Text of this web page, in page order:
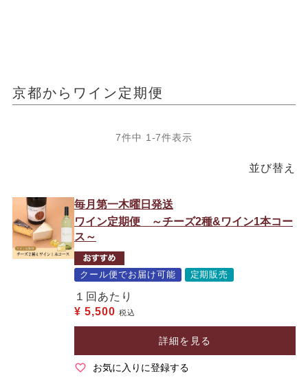
京都からワイン定期便
並び替え
7件中 1 -7件表示
毎月第一木曜日発送
ワイン定期便 ～チーズ2種&ワイン1本コー
ス～
クール便でお届け可能 定期販売
１回あたり
¥ 5,500 税込
詳細を見る
お気に入りに登録する